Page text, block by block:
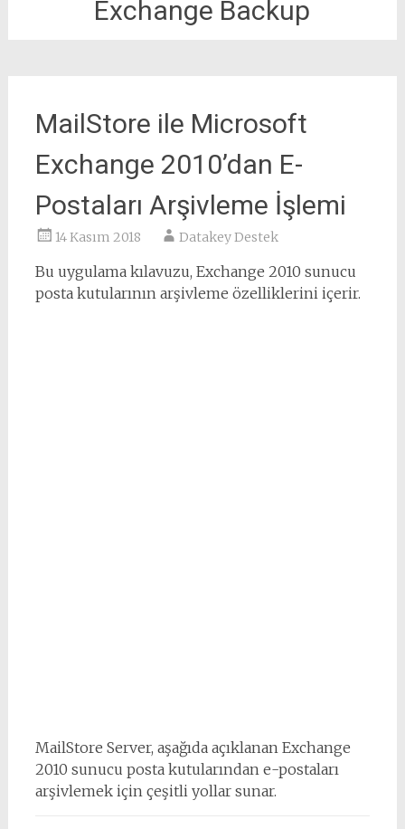
Exchange Backup
MailStore ile Microsoft
Exchange 2010’dan E-
Postaları Arşivleme İşlemi
14 Kasım 2018 Datakey Destek
Bu uygulama kılavuzu, Exchange 2010 sunucu
posta kutularının arşivleme özelliklerini içerir.
MailStore Server, aşağıda açıklanan Exchange
2010 sunucu posta kutularından e-postaları
arşivlemek için çeşitli yollar sunar.